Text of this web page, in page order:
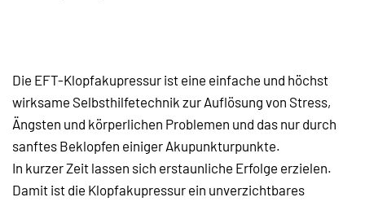
Die EFT-Klopfakupressur ist eine einfache und höchst
wirksame Selbsthilfetechnik zur Auflösung von Stress,
Ängsten und körperlichen Problemen und das nur durch
sanftes Beklopfen einiger Akupunkturpunkte.
In kurzer Zeit lassen sich erstaunliche Erfolge erzielen.
Damit ist die Klopfakupressur ein unverzichtbares